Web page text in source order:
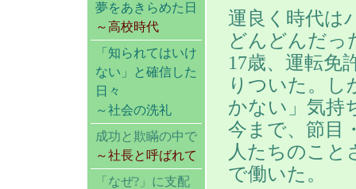
夢をあきらめた日
～高校時代
「知られてはいけ
ない」と確信した
日々
～社会の洗礼
成功と欺瞞の中で
～社長と呼ばれて
「なぜ?」に支配
運良く時代は
どんどんだっ
17歳、運転免
りついた。し
かない」気持
今まで、節目
人たちのこと
で働いた。